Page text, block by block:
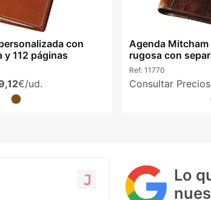
con
112 páginas
€/ud.
Agenda
rugosa con
Ref: 11770
Consultar Precios
Lo